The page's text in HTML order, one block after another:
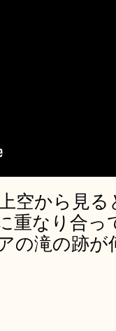
空から見
重なり合
の滝の跡